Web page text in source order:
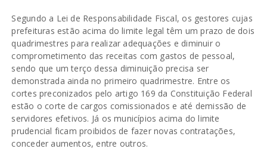
Segundo a Lei de Responsabilidade Fiscal, os gestores cujas
prefeituras estão acima do limite legal têm um prazo de dois
quadrimestres para realizar adequações e diminuir o
comprometimento das receitas com gastos de pessoal,
sendo que um terço dessa diminuição precisa ser
demonstrada ainda no primeiro quadrimestre. Entre os
cortes preconizados pelo artigo 169 da Constituição Federal
estão o corte de cargos comissionados e até demissão de
servidores efetivos. Já os municípios acima do limite
prudencial ficam proibidos de fazer novas contratações,
conceder aumentos, entre outros.